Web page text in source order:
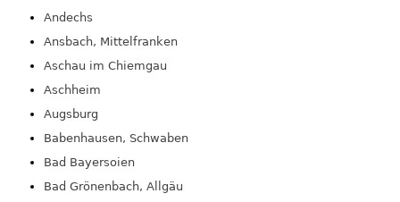
Andechs
Ansbach, Mittelfranken
Aschau im Chiemgau
Aschheim
Augsburg
Babenhausen, Schwaben
Bad Bayersoien
Bad Grönenbach, Allgäu